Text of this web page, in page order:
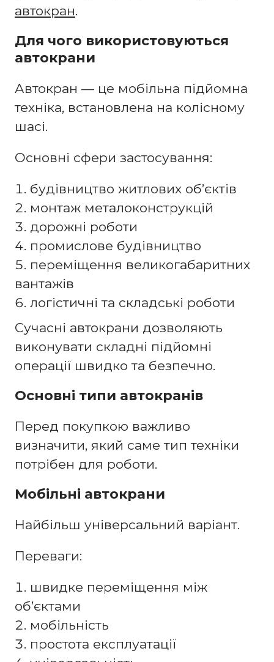
автокран.
Для чого використовуються
автокрани
Автокран — це мобільна підйомна
техніка, встановлена на колісному
шасі.
Основні сфери застосування:
будівництво житлових об’єктів
монтаж металоконструкцій
дорожні роботи
промислове будівництво
переміщення великогабаритних
вантажів
логістичні та складські роботи
Сучасні автокрани дозволяють
виконувати складні підйомні
операції швидко та безпечно.
Основні типи автокранів
Перед покупкою важливо
визначити, який саме тип техніки
потрібен для роботи.
Мобільні автокрани
Найбільш універсальний варіант.
Переваги:
швидке переміщення між
об’єктами
мобільність
простота експлуатації